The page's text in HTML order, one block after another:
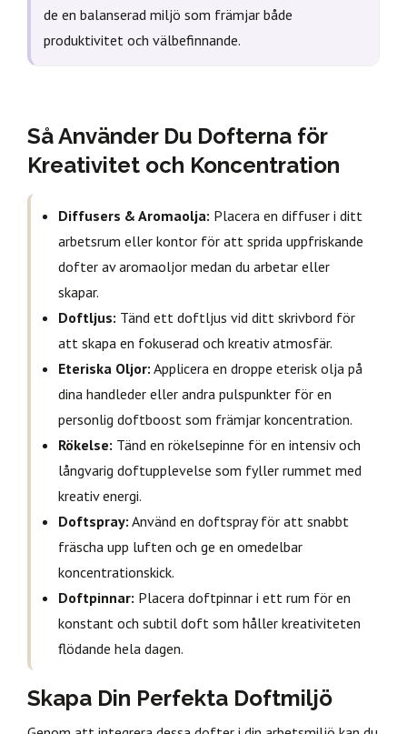
de en balanserad miljö som främjar både
produktivitet och välbefinnande.
Så Använder Du Dofterna för
Kreativitet och Koncentration
Diffusers & Aromaolja: Placera en diffuser i ditt
arbetsrum eller kontor för att sprida uppfriskande
dofter av aromaoljor medan du arbetar eller
skapar.
Doftljus: Tänd ett doftljus vid ditt skrivbord för
att skapa en fokuserad och kreativ atmosfär.
Eteriska Oljor: Applicera en droppe eterisk olja på
dina handleder eller andra pulspunkter för en
personlig doftboost som främjar koncentration.
Rökelse: Tänd en rökelsepinne för en intensiv och
långvarig doftupplevelse som fyller rummet med
kreativ energi.
Doftspray: Använd en doftspray för att snabbt
fräscha upp luften och ge en omedelbar
koncentrationskick.
Doftpinnar: Placera doftpinnar i ett rum för en
konstant och subtil doft som håller kreativiteten
flödande hela dagen.
Skapa Din Perfekta Doftmiljö